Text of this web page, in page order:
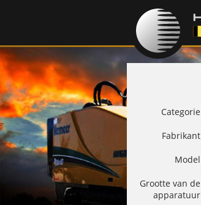
Categorie
Fabrikant
Model
Grootte van de
apparatuur